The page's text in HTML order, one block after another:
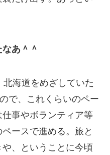
あ＾＾
海道をめざしていた
で、これくらいのペー
事やボランティア等
ースで進める。旅と
、ということに今頃